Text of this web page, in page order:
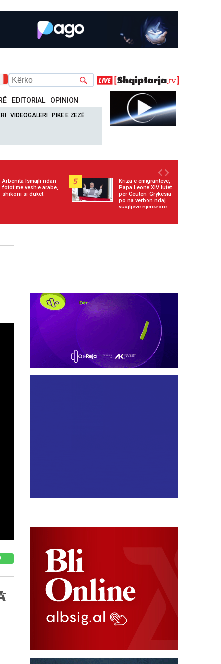
EDITORIAL OPINION
VIDEOGALERI PIKË E ZEZË
Arbenita Ismajli ndan
fotot me veshje arabe,
shikoni si duket
5
Kriza e emigrantëve,
Papa Leone XIV lutet
për Ceutën: Grykësia
po na verbon ndaj
vuajtjeve njerëzore